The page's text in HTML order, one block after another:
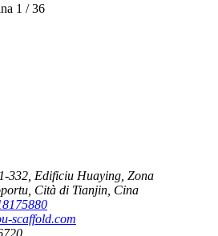
1 / 36
332, Edificiu Huaying, Zona
Cità di Tianjin, Cina
scaffold.com